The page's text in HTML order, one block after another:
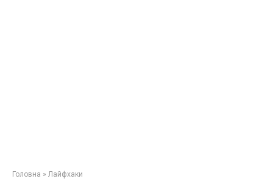
Головна » Лайфхаки